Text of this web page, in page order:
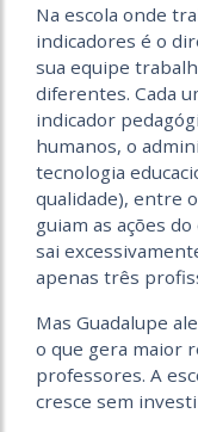
Na escola onde
indicadores é o
sua equipe
diferentes. Cada
indicador
humanos, o
tecnologia
qualidade), entre
guiam as ações
sai
apenas três
Mas Guadalupe
o que gera maior
professores. A
cresce sem